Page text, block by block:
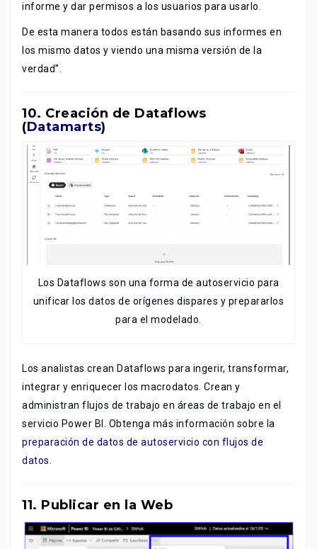
informe y dar permisos a los usuarios para usarlo.
De esta manera todos están basando sus informes en
los mismo datos y viendo una misma versión de la
verdad”.
10. Creación de Dataflows
(Datamarts)
Los Dataflows son una forma de autoservicio para
unificar los datos de orígenes dispares y prepararlos
para el modelado.
Los analistas crean Dataflows para ingerir, transformar,
integrar y enriquecer los macrodatos. Crean y
administran flujos de trabajo en áreas de trabajo en el
servicio Power BI. Obtenga más información sobre la
preparación de datos de autoservicio con flujos de
datos
11. Publicar en la Web